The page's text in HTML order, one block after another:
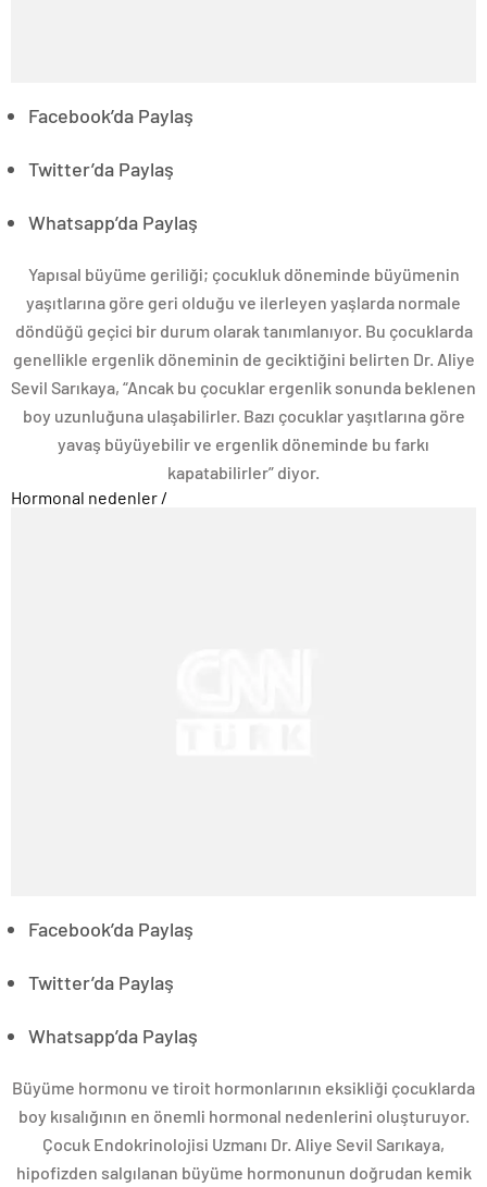
Facebook’da Paylaş
Twitter’da Paylaş
Whatsapp’da Paylaş
Yapısal büyüme geriliği; çocukluk döneminde büyümenin
yaşıtlarına göre geri olduğu ve ilerleyen yaşlarda normale
döndüğü geçici bir durum olarak tanımlanıyor. Bu çocuklarda
genellikle ergenlik döneminin de geciktiğini belirten Dr. Aliye
Sevil Sarıkaya, “Ancak bu çocuklar ergenlik sonunda beklenen
boy uzunluğuna ulaşabilirler. Bazı çocuklar yaşıtlarına göre
yavaş büyüyebilir ve ergenlik döneminde bu farkı
kapatabilirler” diyor.
Hormonal nedenler /
Facebook’da Paylaş
Twitter’da Paylaş
Whatsapp’da Paylaş
Büyüme hormonu ve tiroit hormonlarının eksikliği çocuklarda
boy kısalığının en önemli hormonal nedenlerini oluşturuyor.
Çocuk Endokrinolojisi Uzmanı Dr. Aliye Sevil Sarıkaya,
hipofizden salgılanan büyüme hormonunun doğrudan kemik